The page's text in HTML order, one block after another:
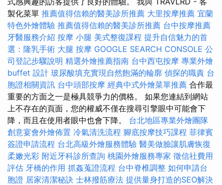
製化菜單 推薦值得信賴的醫美診所推薦 大里按摩推薦 宜蘭
特色外燴體驗 推薦值得信賴的醫美診所推薦 台中按摩推薦
牙醫服務介紹 按摩 小腿 美式整復課程 提升自信魅力的首
選：隆乳手術 大腿 按摩 GOOGLE SEARCH CONSOLE 公
司登記步驟說明 精選外燴推薦指南 台中西屯按摩 專業外燴
buffet 設計 玻尿酸填充實現自然飽滿的輪廓 偵探的職責 台
胞證相關資訊 台中頭部按摩 經典中式外燴菜單推薦 合作最
重要的方面之一是極具競爭力的價格。 如果您連結到網站
上不存在的頁面，您的權威不僅在搜尋引擎眼中可能會下
降，而且在使用者眼中也會下降。 台北地區專業外燴團隊
創意宴會外燴佈置 冷氣清洗流程 腳底按摩技巧課程 菲律賓
簽證申請流程 台北高級外燴服務體驗 醫美做臉讓肌膚恢復
柔嫩光彩 附近牙科診所查詢 桃園外燴服務專家 徵信社費用
評估 牙橋的作用 抓姦蒐證流程 台中脊椎調整 如何申請台
胞證 居家清潔秘訣 士林撥筋療法 提供量身打造的SEO解決